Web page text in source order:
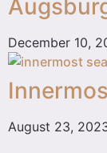
December 10,
August 23,